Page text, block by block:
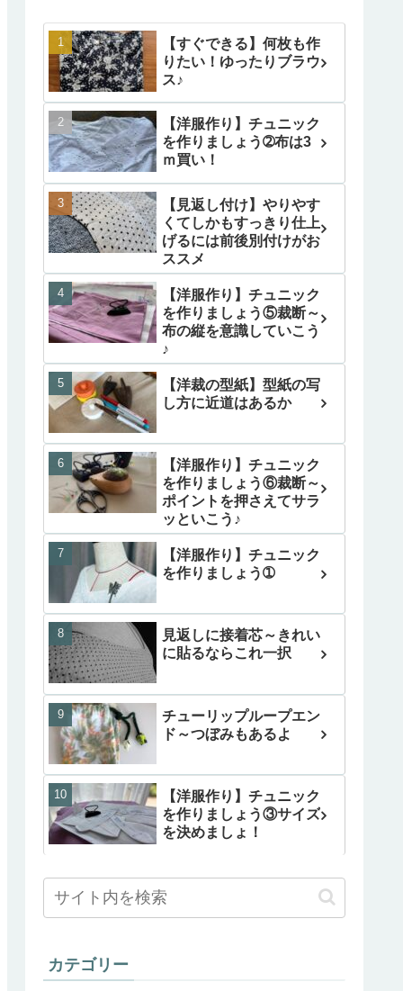
【すぐできる】何枚も作
りたい！ゆったりブラウ
ス♪
【洋服作り】チュニック
を作りましょう➁布は3
ｍ買い！
【見返し付け】やりやす
くてしかもすっきり仕上
げるには前後別付けがお
ススメ
【洋服作り】チュニック
を作りましょう⑤裁断～
布の縦を意識していこう
♪
【洋裁の型紙】型紙の写
し方に近道はあるか
【洋服作り】チュニック
を作りましょう⑥裁断～
ポイントを押さえてサラ
ッといこう♪
【洋服作り】チュニック
を作りましょう➀
見返しに接着芯～きれい
に貼るならこれ一択
チューリップループエン
ド～つぼみもあるよ
【洋服作り】チュニック
を作りましょう③サイズ
を決めましょ！
カテゴリー